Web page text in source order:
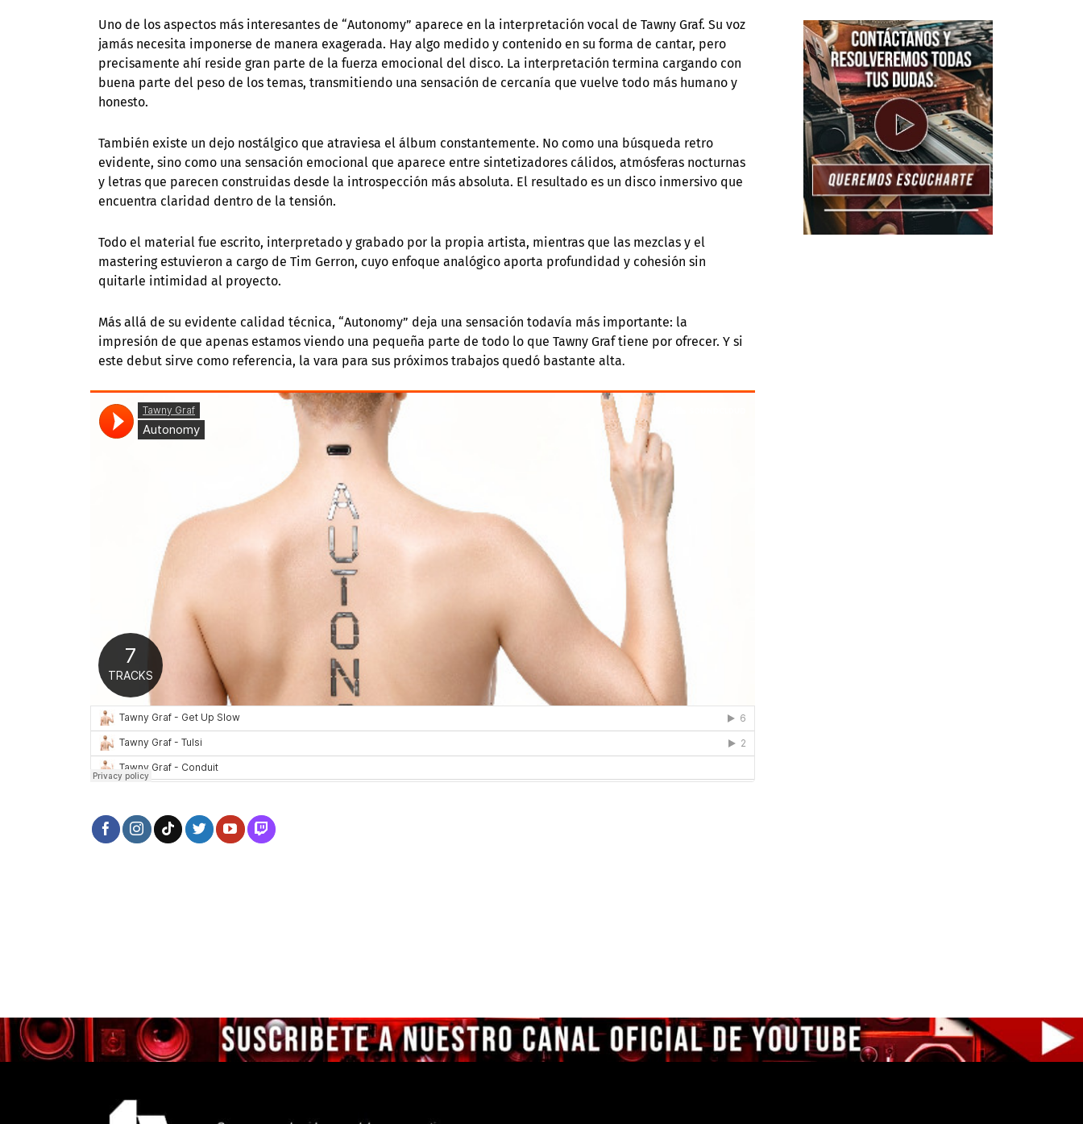
Uno de los aspectos más interesantes de “Autonomy” aparece en la interpretación vocal de Tawny Graf. Su voz
jamás necesita imponerse de manera exagerada. Hay algo medido y contenido en su forma de cantar, pero
precisamente ahí reside gran parte de la fuerza emocional del disco. La interpretación termina cargando con
buena parte del peso de los temas, transmitiendo una sensación de cercanía que vuelve todo más humano y
honesto.
También existe un dejo nostálgico que atraviesa el álbum constantemente. No como una búsqueda retro
evidente, sino como una sensación emocional que aparece entre sintetizadores cálidos, atmósferas nocturnas
y letras que parecen construidas desde la introspección más absoluta. El resultado es un disco inmersivo que
encuentra claridad dentro de la tensión.
Todo el material fue escrito, interpretado y grabado por la propia artista, mientras que las mezclas y el
mastering estuvieron a cargo de Tim Gerron, cuyo enfoque analógico aporta profundidad y cohesión sin
quitarle intimidad al proyecto.
Más allá de su evidente calidad técnica, “Autonomy” deja una sensación todavía más importante: la
impresión de que apenas estamos viendo una pequeña parte de todo lo que Tawny Graf tiene por ofrecer. Y si
este debut sirve como referencia, la vara para sus próximos trabajos quedó bastante alta.